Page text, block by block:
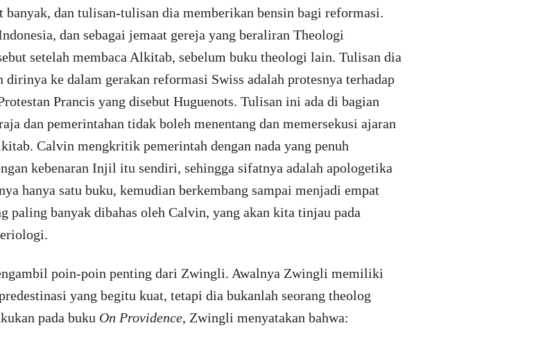
dan tulisan-tulisan dia memberikan bensin bagi reformasi.
dan sebagai jemaat gereja yang beraliran Theologi
setelah membaca Alkitab, sebelum buku theologi lain. Tulisan dia
ke dalam gerakan reformasi Swiss adalah protesnya terhadap
Prancis yang disebut Huguenots. Tulisan ini ada di bagian
dan pemerintahan tidak boleh menentang dan memersekusi ajaran
Calvin mengkritik pemerintah dengan nada yang penuh
kebenaran Injil itu sendiri, sehingga sifatnya adalah apologetika
hanya satu buku, kemudian berkembang sampai menjadi empat
paling banyak dibahas oleh Calvin, yang akan kita tinjau pada
poin-poin penting dari Zwingli. Awalnya Zwingli memiliki
yang begitu kuat, tetapi dia bukanlah seorang theolog
pada buku On Providence, Zwingli menyatakan bahwa: